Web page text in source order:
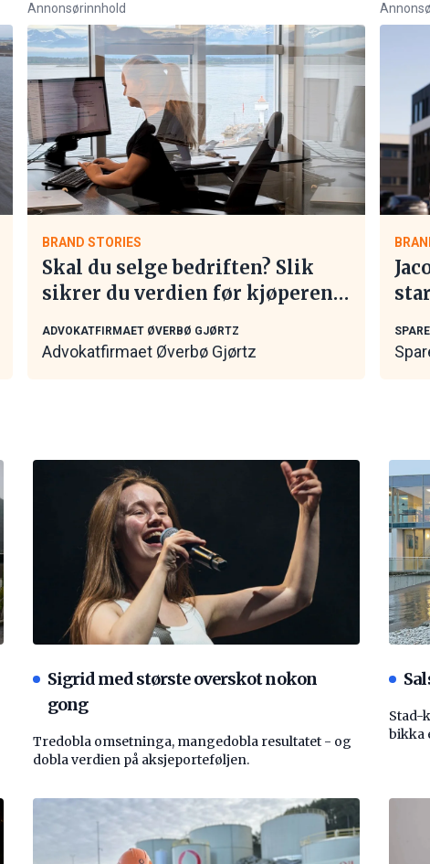
Annonsørinnhold
BRAND STORIES
Skal du selge bedriften? Slik
sikrer du verdien før kjøperen
ADVOKATFIRMAET ØVERBØ GJØRTZ
Advokatfirmaet Øverbø Gjørtz
Sigrid med største overskot nokon
gong
Tredobla omsetninga, mangedobla resultatet - og
dobla verdien på aksjeporteføljen.
Stad-
bikka